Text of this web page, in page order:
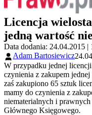
Licencja
jedną wartość
Data dodania: 24.04.2015 |
Adam Bartosiewicz
W przypadku jednej
czynienia z zakupem
zaś zakupiono 65 sztuk
mamy do czynienia z
niematerialnych i
Głównego Księgowego.